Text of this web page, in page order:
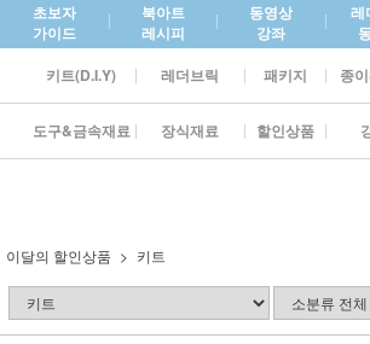
초보자
가이드
북아트
레시피
동영상
강좌
레
키트(D.I.Y) 레더브릭 패키지 종
도구&금속재료 장식재료 할인상품
이달의 할인상품 키트